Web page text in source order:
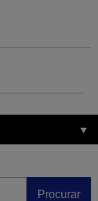
Procurar